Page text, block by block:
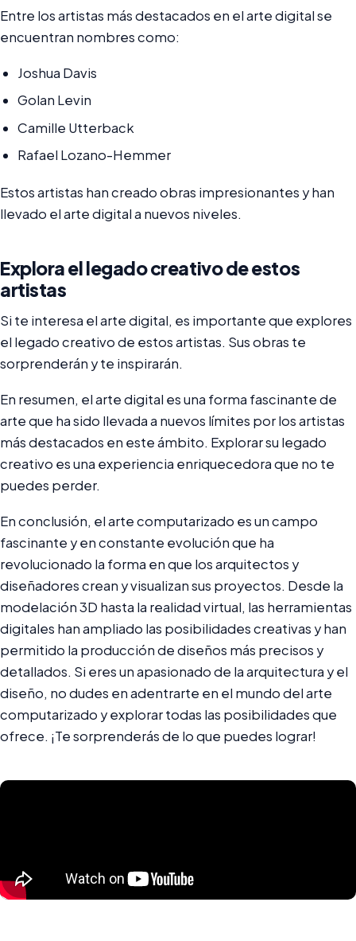
Entre los artistas más destacados en el arte digital se
encuentran nombres como:
Joshua Davis
Golan Levin
Camille Utterback
Rafael Lozano-Hemmer
Estos artistas han creado obras impresionantes y han
llevado el arte digital a nuevos niveles.
Explora el legado creativo de estos
artistas
Si te interesa el arte digital, es importante que explores
el legado creativo de estos artistas. Sus obras te
sorprenderán y te inspirarán.
En resumen, el arte digital es una forma fascinante de
arte que ha sido llevada a nuevos límites por los artistas
más destacados en este ámbito. Explorar su legado
creativo es una experiencia enriquecedora que no te
puedes perder.
En conclusión, el arte computarizado es un campo
fascinante y en constante evolución que ha
revolucionado la forma en que los arquitectos y
diseñadores crean y visualizan sus proyectos. Desde la
modelación 3D hasta la realidad virtual, las herramientas
digitales han ampliado las posibilidades creativas y han
permitido la producción de diseños más precisos y
detallados. Si eres un apasionado de la arquitectura y el
diseño, no dudes en adentrarte en el mundo del arte
computarizado y explorar todas las posibilidades que
ofrece. ¡Te sorprenderás de lo que puedes lograr!